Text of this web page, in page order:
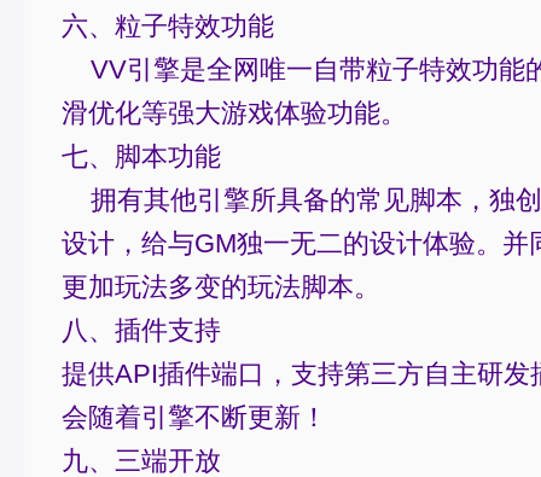
六、粒子特效功能
VV引擎是全网唯一自带粒子特效功能
滑优化等强大游戏体验功能。
七、脚本功能
拥有其他引擎所具备的常见脚本，独
设计，给与GM独一无二的设计体验。
更加玩法多变的玩法脚本。
八、插件支持
提供API插件端口，支持第三方自主研
会随着引擎不断更新！
九、三端开放